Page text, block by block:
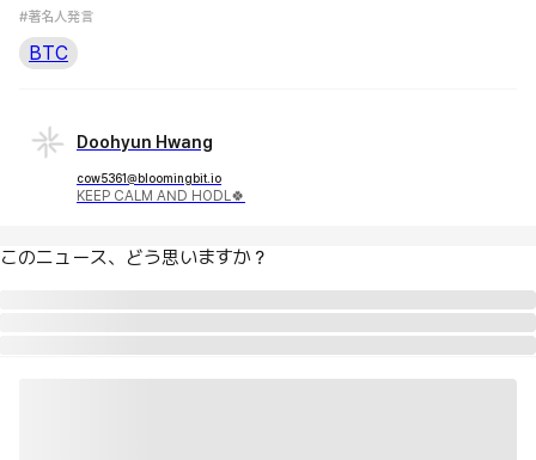
#著名人発言
BTC
Doohyun Hwang
cow5361@bloomingbit.io
KEEP CALM AND HODL🍀
このニュース、どう思いますか？